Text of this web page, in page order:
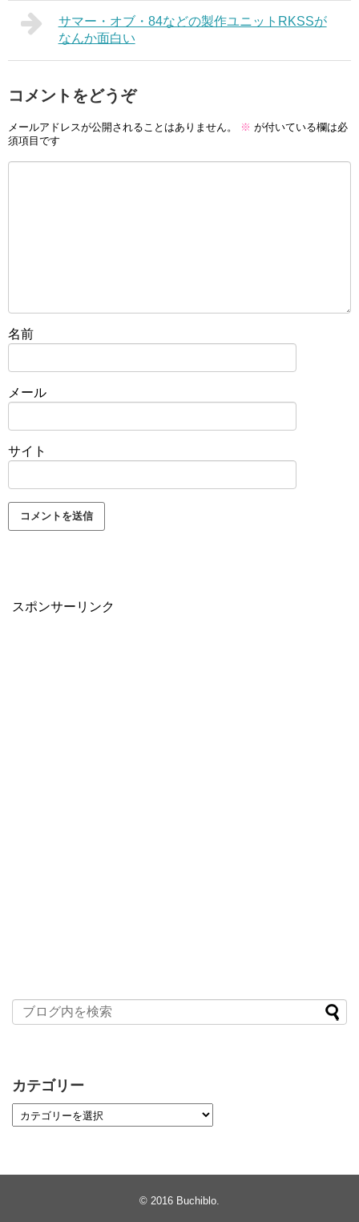
サマー・オブ・84などの製作ユニットRKSSが
なんか面白い
コメントをどうぞ
メールアドレスが公開されることはありません。 ※ が付いている欄は必
須項目です
名前
メール
サイト
スポンサーリンク
カテゴリー
© 2016 Buchiblo